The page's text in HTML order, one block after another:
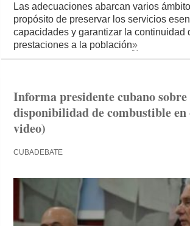
Las adecuaciones abarcan varios
propósito de preservar los servicios
capacidades y garantizar la continuidad
prestaciones a la población»
Informa presidente cubano sobre
disponibilidad de combustible en
video)
CUBADEBATE